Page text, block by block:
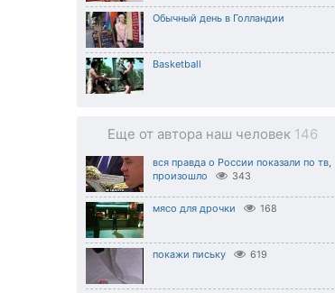
Обычный день в Голландии
Basketball
Еще от автора наш человек 146
вся правда о России показали по тв,
произошло
343
мясо для дрочки 168
покажи письку 619